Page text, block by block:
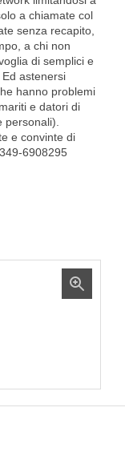
a chiamate col
senza recapito,
a chi non
di semplici e
astenersi
hanno problemi
e datori di
e convinte di
6908295